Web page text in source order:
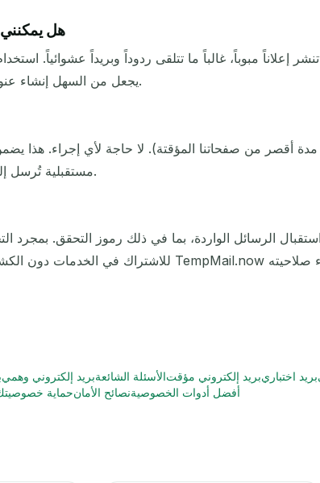
هل يمكنني
إعلاناً مبوباً، غالباً ما تتلقى ردوداً وبريداً عشوائياً.
الإعلان، يمكنك التخلص من العنوان. TempMail.now يجعل من السهل إنشاء عنوان جديد لكل إعلان.
مستقبلية تُرسل إلى ذلك العنوان، مما يحميك من البريد المزعج المتبقي أو تسريبات البيانات.
استقبال الرسائل الواردة، بما في ذلك رموز التحقق.
بريد إلكتروني وهميالأسئلة الشائعةبريد إلكتروني مؤقتبريد اختباري
حمايةنصائح الأمانأفضل أدوات الخصوصية